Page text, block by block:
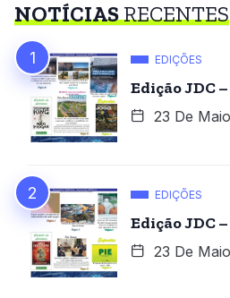
NOTÍCIASRECENTES
EDIÇÕES
Edição JDC
23 De
EDIÇÕES
Edição JDC
23 De